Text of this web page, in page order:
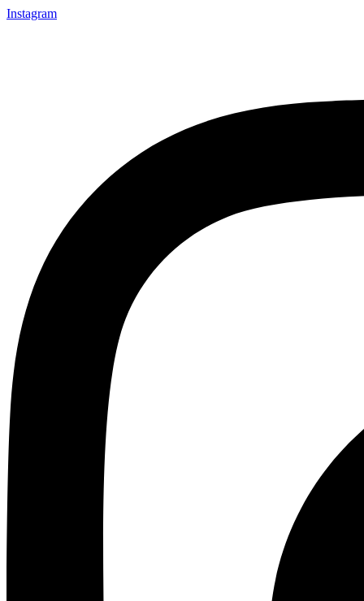
Instagram